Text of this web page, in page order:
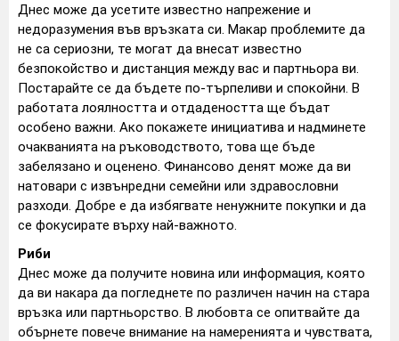
Днес може да усетите известно напрежение и
недоразумения във връзката си. Макар проблемите да
не са сериозни, те могат да внесат известно
безпокойство и дистанция между вас и партньора ви.
Постарайте се да бъдете по-търпеливи и спокойни. В
работата лоялността и отдадеността ще бъдат
особено важни. Ако покажете инициатива и надминете
очакванията на ръководството, това ще бъде
забелязано и оценено. Финансово денят може да ви
натовари с извънредни семейни или здравословни
разходи. Добре е да избягвате ненужните покупки и да
се фокусирате върху най-важното.
Риби
Днес може да получите новина или информация, която
да ви накара да погледнете по различен начин на стара
връзка или партньорство. В любовта се опитвайте да
обърнете повече внимание на намеренията и чувствата,